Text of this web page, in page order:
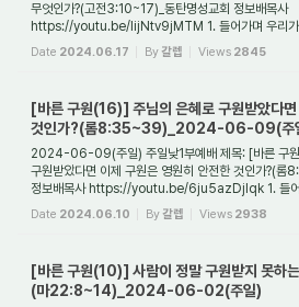
무엇인가?(고전3:10~17)_동탄명성교회 정보배목사
https://youtu.be/IijNtv9jMTM 1. 들어가며 우리가
잘 한 일은 무엇인가? 그것은 우리가 예수님을 믿...
Date 2024.06.17 By갈렙 Views 2845
[바른 구원(16)] 주님의 은혜로 구원받았다
것인가?(롬8:35~39)_2024-06-09(주
2024-06-09(주일) 주일낮1부예배 제목: [바른 구
구원받았다면 이제 구원은 영원히 안전한 것인가?(
정보배목사 https://youtu.be/6ju5azDjIqk 1. 들어
영원히 구원을 받은 것인...
Date 2024.06.10 By갈렙 Views 2938
[바른 구원(10)] 사람이 정말 구원받지 못하
(마22:8~14)_2024-06-02(주일)